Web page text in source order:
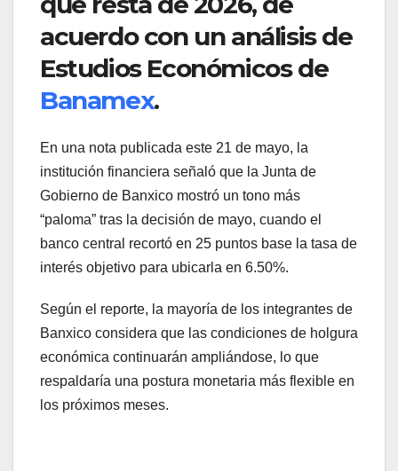
acuerdo con un análisis de
Estudios Económicos de
Banamex.
En una nota publicada este 21 de mayo, la
institución financiera señaló que la Junta de
Gobierno de Banxico mostró un tono más
“paloma” tras la decisión de mayo, cuando el
banco central recortó en 25 puntos base la tasa de
interés objetivo para ubicarla en 6.50%.
Según el reporte, la mayoría de los integrantes de
Banxico considera que las condiciones de holgura
económica continuarán ampliándose, lo que
respaldaría una postura monetaria más flexible en
los próximos meses.